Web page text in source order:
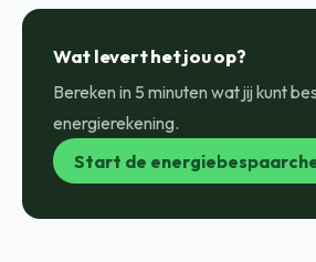
Wat levert het jou op?
Bereken in 5 minuten wat jij kunt
energierekening.
Start de